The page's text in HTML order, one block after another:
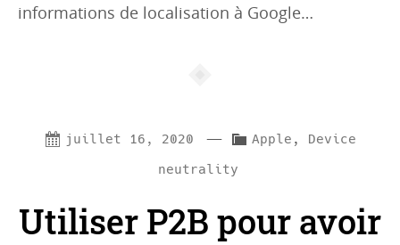
informations de localisation à Google…
juillet 16, 2020 —
a
e
Apple , Device
neutrality
Utiliser P2B pour avoir